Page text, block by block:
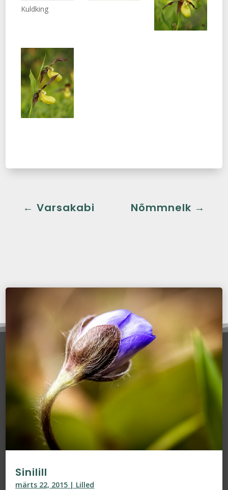
Kuldking
← Varsakabi Nõmmnelk →
Sinilill
märts 22, 2015 | Lilled